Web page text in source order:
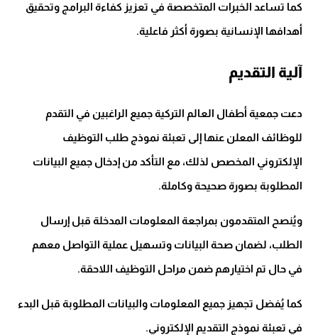
كما تساعد الخبرات المتخصصة في تعزيز كفاءة البرامج وتحقيق
أهدافها الإنسانية بصورة أكثر فاعلية.
آلية التقديم
دعت جمعية أطفال العالم التركية جميع الراغبين في التقدم
للوظائف المعلن عنها إلى تعبئة نموذج طلب التوظيف
الإلكتروني المخصص لذلك، مع التأكد من إدخال جميع البيانات
المطلوبة بصورة صحيحة وكاملة.
ويُنصح المتقدمون بمراجعة المعلومات المدخلة قبل إرسال
الطلب، لضمان صحة البيانات وتسهيل عملية التواصل معهم
في حال تم اختيارهم ضمن مراحل التوظيف اللاحقة.
كما يُفضل تجهيز جميع المعلومات والبيانات المطلوبة قبل البدء
في تعبئة نموذج التقديم الإلكتروني.